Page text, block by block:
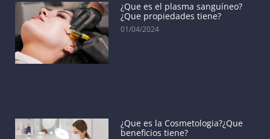
¿Que es el plasma sanguíneo?
¿Que propiedades tiene?
01/04/2024
¿Que es la Cosmetologia?¿Que
beneficios tiene?